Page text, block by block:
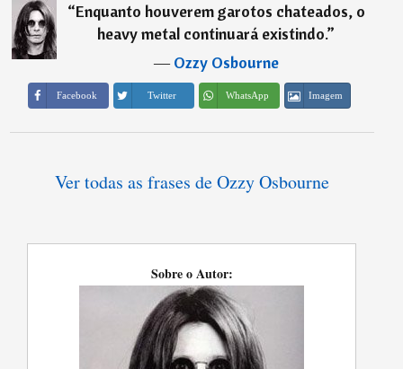
“Enquanto houverem garotos chateados, o
heavy metal continuará existindo.”
―Ozzy Osbourne
Facebook Twitter WhatsApp Imagem
Ver todas as frases de Ozzy Osbourne
Sobre o Autor: